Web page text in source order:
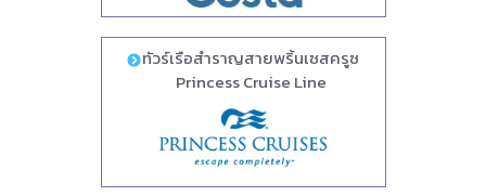
ทัวร์เรือสำราญสายพริ้นเซสครูซ
Princess Cruise Line